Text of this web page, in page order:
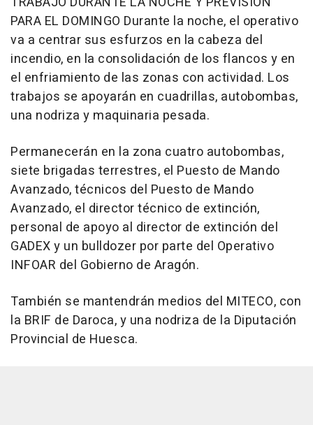
PARA EL DOMINGO Durante la noche, el operativo
va a centrar sus esfurzos en la cabeza del
incendio, en la consolidación de los flancos y en
el enfriamiento de las zonas con actividad. Los
trabajos se apoyarán en cuadrillas, autobombas,
una nodriza y maquinaria pesada.
Permanecerán en la zona cuatro autobombas,
siete brigadas terrestres, el Puesto de Mando
Avanzado, técnicos del Puesto de Mando
Avanzado, el director técnico de extinción,
personal de apoyo al director de extinción del
GADEX y un bulldozer por parte del Operativo
INFOAR del Gobierno de Aragón.
También se mantendrán medios del MITECO, con
la BRIF de Daroca, y una nodriza de la Diputación
Provincial de Huesca.